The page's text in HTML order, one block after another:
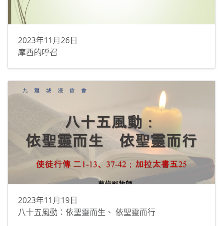
2023年11月26日
摩西的呼召
2023年11月19日
八十五風動：依聖靈而生、 依聖靈而行